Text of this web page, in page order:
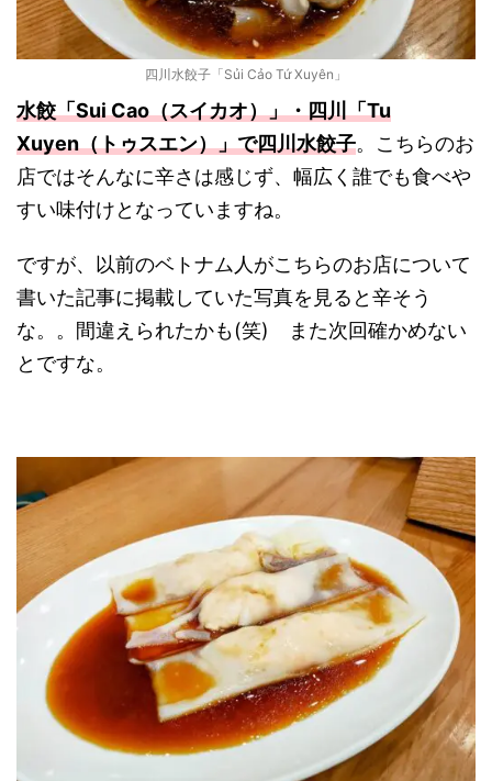
四川水餃子「Sủi Cảo Tứ Xuyên」
水餃「Sui Cao（スイカオ）」・四川「Tu
Xuyen（トゥスエン）」で四川水餃子。こちらのお
店ではそんなに辛さは感じず、幅広く誰でも食べや
すい味付けとなっていますね。
ですが、以前のベトナム人がこちらのお店について
書いた記事に掲載していた写真を見ると辛そう
な。。間違えられたかも(笑) また次回確かめない
とですな。